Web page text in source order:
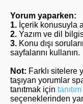
Yorum yaparken:
1. İçerik konusuyla
2. Yazım ve dil
3. Konu dışı
sayfalarını kullanın.
Not: Farklı sitelere
taşıyan yorumlar
tanıtmak için
seçeneklerinden